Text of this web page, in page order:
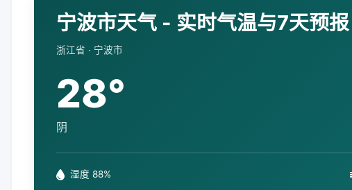
宁波市天气 - 实时气温与7天预报
浙江省 · 宁波市
28°
阴
湿度 88%